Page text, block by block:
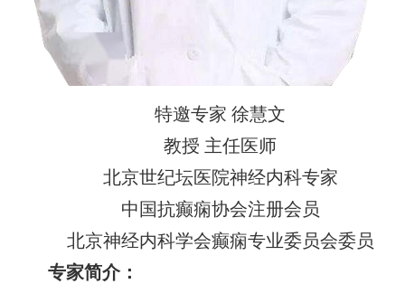
特邀专家 徐慧文
教授 主任医师
北京世纪坛医院神经内科专家
中国抗癫痫协会注册会员
北京神经内科学会癫痫专业委员会委员
专家简介：